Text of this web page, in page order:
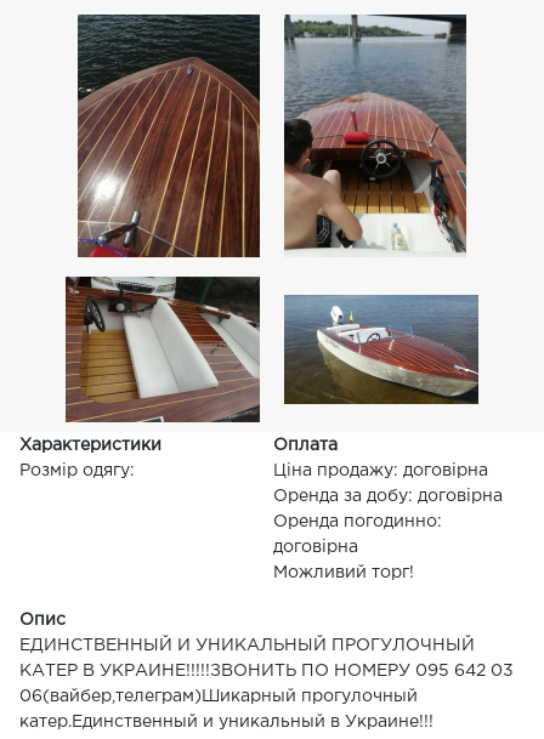
Характеристики
Розмір одягу:
Оплата
Ціна продажу: договірна
Оренда за добу: договірна
Оренда погодинно:
договірна
Можливий торг!
Опис
ЕДИНСТВЕННЫЙ И УНИКАЛЬНЫЙ ПРОГУЛОЧНЫЙ
КАТЕР В УКРАИНЕ!!!!!ЗВОНИТЬ ПО НОМЕРУ 095 642 03
06(вайбер,телеграм)Шикарный прогулочный
катер.Единственный и уникальный в Украине!!!